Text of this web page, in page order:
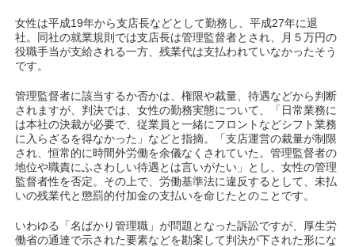
女性は平成19年から支店長などとして勤務し、平成27年に退
社。同社の就業規則では支店長は管理監督者とされ、月５万円の
役職手当が支給される一方、残業代は支払われていなかったそう
です。
管理監督者に該当するか否かは、権限や裁量、待遇などから判断
されますが、判決では、女性の勤務実態について、「日常業務に
は本社の決裁が必要で、従業員と一緒にフロントなどシフト業務
に入らざるを得なかった」などと指摘。「支店運営の裁量が制限
され、恒常的に時間外労働を余儀なくされていた。管理監督者の
地位や職責にふさわしい待遇とは言いがたい」とし、女性の管理
監督者性を否定。その上で、労働基準法に違反するとして、未払
いの残業代と懲罰的付加金の支払いを命じたとのことです。
いわゆる「名ばかり管理職」が問題となった訴訟ですが、厚生労
働省の通達で示された要素などを勘案して判決が下された形にな